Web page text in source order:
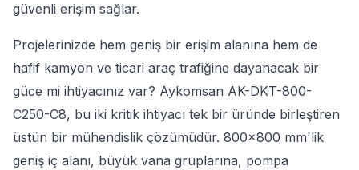
güvenli erişim sağlar.
Projelerinizde hem geniş bir erişim alanına hem de
hafif kamyon ve ticari araç trafiğine dayanacak bir
güce mi ihtiyacınız var? Aykomsan AK-DKT-800-
C250-C8, bu iki kritik ihtiyacı tek bir üründe birleştiren
üstün bir mühendislik çözümüdür. 800x800 mm'lik
geniş iç alanı, büyük vana gruplarına, pompa